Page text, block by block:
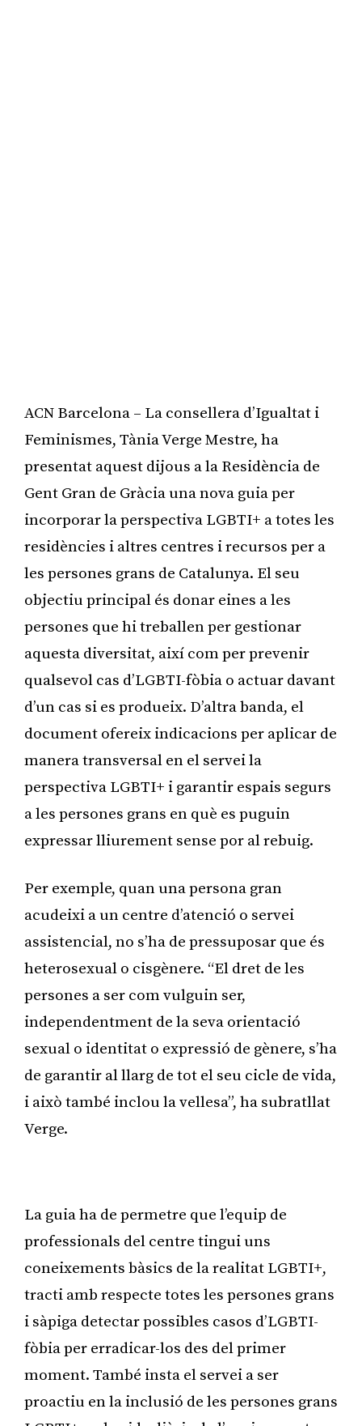
ACN Barcelona – La consellera d’Igualtat i
Feminismes, Tània Verge Mestre, ha
presentat aquest dijous a la Residència de
Gent Gran de Gràcia una nova guia per
incorporar la perspectiva LGBTI+ a totes les
residències i altres centres i recursos per a
les persones grans de Catalunya. El seu
objectiu principal és donar eines a les
persones que hi treballen per gestionar
aquesta diversitat, així com per prevenir
qualsevol cas d’LGBTI-fòbia o actuar davant
d’un cas si es produeix. D’altra banda, el
document ofereix indicacions per aplicar de
manera transversal en el servei la
perspectiva LGBTI+ i garantir espais segurs
a les persones grans en què es puguin
expressar lliurement sense por al rebuig.
Per exemple, quan una persona gran
acudeixi a un centre d’atenció o servei
assistencial, no s’ha de pressuposar que és
heterosexual o cisgènere. “El dret de les
persones a ser com vulguin ser,
independentment de la seva orientació
sexual o identitat o expressió de gènere, s’ha
de garantir al llarg de tot el seu cicle de vida,
i això també inclou la vellesa”, ha subratllat
Verge.
La guia ha de permetre que l’equip de
professionals del centre tingui uns
coneixements bàsics de la realitat LGBTI+,
tracti amb respecte totes les persones grans
i sàpiga detectar possibles casos d’LGBTI-
fòbia per erradicar-los des del primer
moment. També insta el servei a ser
proactiu en la inclusió de les persones grans